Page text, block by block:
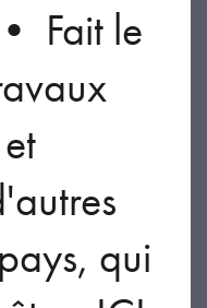
Fait le
qui